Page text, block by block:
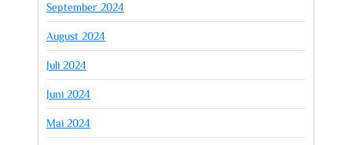
September 2024
August 2024
Juli 2024
Juni 2024
Mai 2024